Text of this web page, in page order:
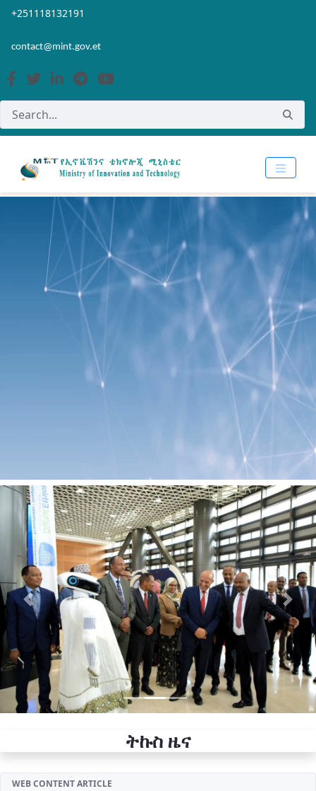
Skip to Main Content
Open Accessibility Menu
+251118132191
contact@mint.gov.et
Previous Next
ትኩስ ዜና
WEB CONTENT ARTICLE